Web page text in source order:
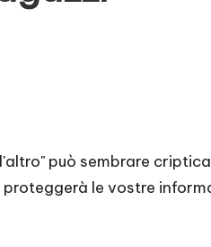
può sembrare
le vostre